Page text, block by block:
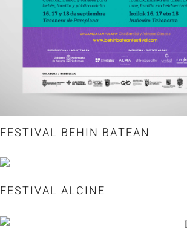
FESTIVAL BEHIN BATEAN
FESTIVAL ALCINE